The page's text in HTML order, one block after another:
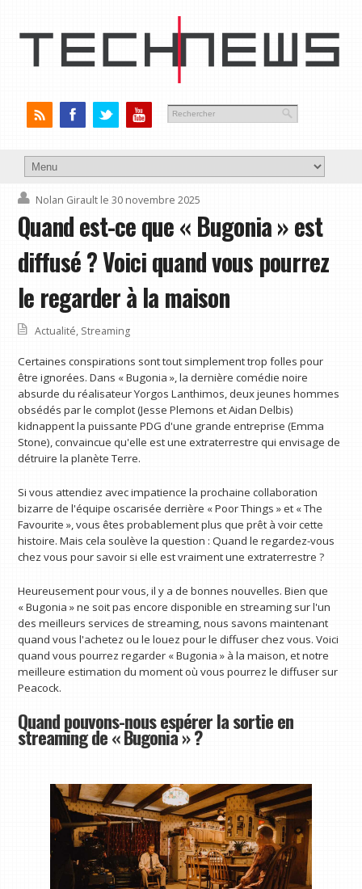
Nolan Girault le 30 novembre 2025
Quand est-ce que « Bugonia » est
diffusé ? Voici quand vous pourrez
le regarder à la maison
Actualité, Streaming
Certaines conspirations sont tout simplement trop folles pour
être ignorées. Dans « Bugonia », la dernière comédie noire
absurde du réalisateur Yorgos Lanthimos, deux jeunes hommes
obsédés par le complot (Jesse Plemons et Aidan Delbis)
kidnappent la puissante PDG d'une grande entreprise (Emma
Stone), convaincue qu'elle est une extraterrestre qui envisage de
détruire la planète Terre.
Si vous attendiez avec impatience la prochaine collaboration
bizarre de l'équipe oscarisée derrière « Poor Things » et « The
Favourite », vous êtes probablement plus que prêt à voir cette
histoire. Mais cela soulève la question : Quand le regardez-vous
chez vous pour savoir si elle est vraiment une extraterrestre ?
Heureusement pour vous, il y a de bonnes nouvelles. Bien que
« Bugonia » ne soit pas encore disponible en streaming sur l'un
des meilleurs services de streaming, nous savons maintenant
quand vous l'achetez ou le louez pour le diffuser chez vous. Voici
quand vous pourrez regarder « Bugonia » à la maison, et notre
meilleure estimation du moment où vous pourrez le diffuser sur
Peacock.
Quand pouvons-nous espérer la sortie en
streaming de « Bugonia » ?